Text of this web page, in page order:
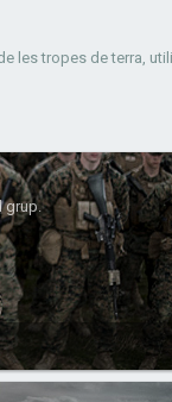
les tropes de terra,
grup.